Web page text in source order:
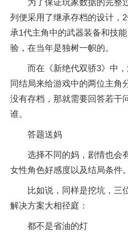
为了保证玩家数据的完整
列便采用了继承存档的设计，
承1代主角中的武器装备和技
验，在当年是独树一帜的。
而在《新绝代双骄3》中
同结局来给游戏中的两位主角
没有存档，那就需要回答若干
谁。
答题送妈
选择不同的妈，剧情也会
女性角色好感度以及结局条件。
比如说，同样是挖坑，三
解决方案大相径庭：
都不是省油的灯